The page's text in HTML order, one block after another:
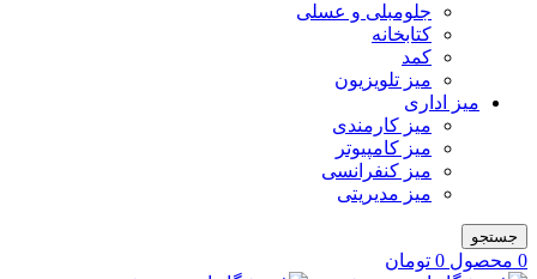
جلومبلی و عسلی
کتابخانه
کمد
میز تلویزیون
میز اداری
میز کارمندی
میز کامپیوتر
میز کنفرانسی
میز مدیریتی
جستجو
0 محصول 0 تومان